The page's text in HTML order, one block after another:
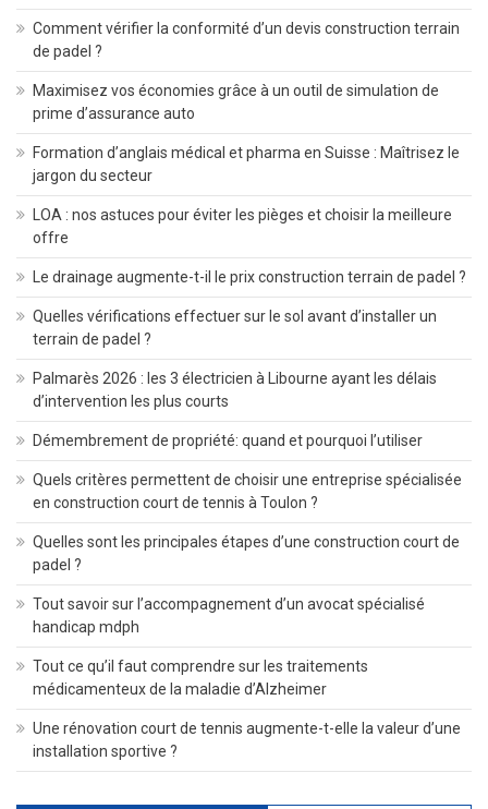
Comment vérifier la conformité d’un devis construction terrain
de padel ?
Maximisez vos économies grâce à un outil de simulation de
prime d’assurance auto
Formation d’anglais médical et pharma en Suisse : Maîtrisez le
jargon du secteur
LOA : nos astuces pour éviter les pièges et choisir la meilleure
offre
Le drainage augmente-t-il le prix construction terrain de padel ?
Quelles vérifications effectuer sur le sol avant d’installer un
terrain de padel ?
Palmarès 2026 : les 3 électricien à Libourne ayant les délais
d’intervention les plus courts
Démembrement de propriété: quand et pourquoi l’utiliser
Quels critères permettent de choisir une entreprise spécialisée
en construction court de tennis à Toulon ?
Quelles sont les principales étapes d’une construction court de
padel ?
Tout savoir sur l’accompagnement d’un avocat spécialisé
handicap mdph
Tout ce qu’il faut comprendre sur les traitements
médicamenteux de la maladie d’Alzheimer
Une rénovation court de tennis augmente-t-elle la valeur d’une
installation sportive ?